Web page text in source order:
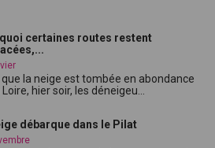
certaines routes restent
la neige est tombée en abondance
hier soir, les déneigeu...
débarque dans le Pilat